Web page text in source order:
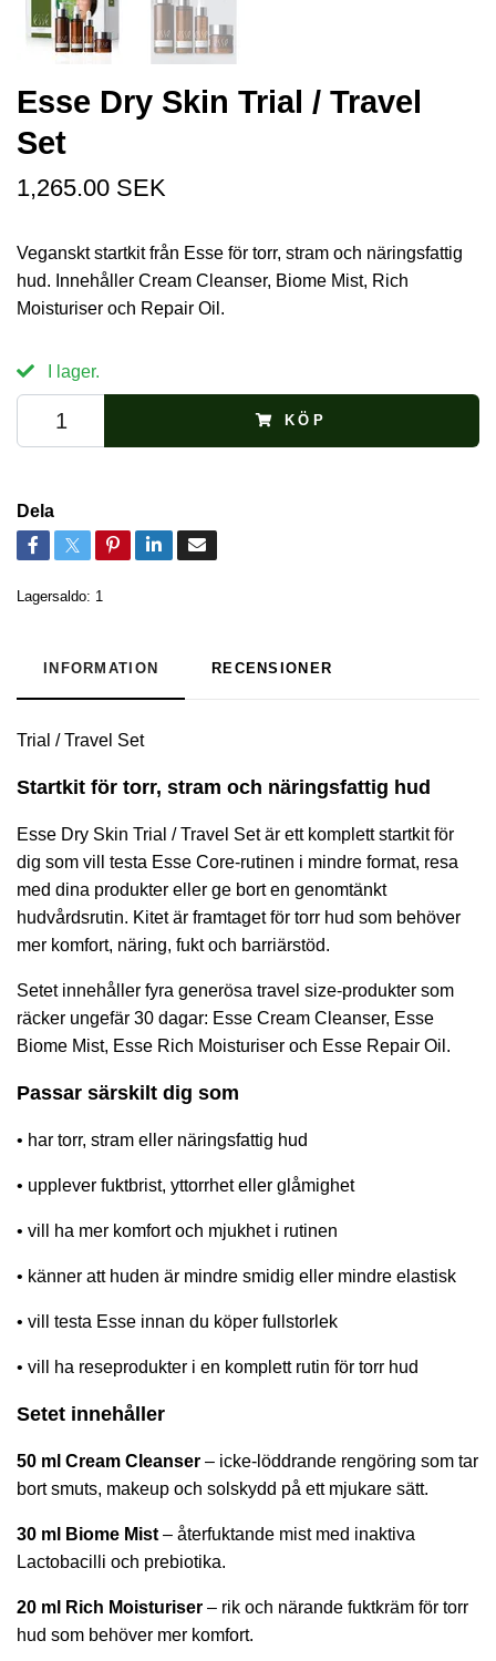
Esse Dry Skin Trial / Travel
Set
1,265.00 SEK
Veganskt startkit från Esse för torr, stram och näringsfattig
hud. Innehåller Cream Cleanser, Biome Mist, Rich
Moisturiser och Repair Oil.
I lager.
KÖP
Dela
Lagersaldo: 1
INFORMATION RECENSIONER
Trial / Travel Set
Startkit för torr, stram och näringsfattig hud
Esse Dry Skin Trial / Travel Set är ett komplett startkit för
dig som vill testa Esse Core-rutinen i mindre format, resa
med dina produkter eller ge bort en genomtänkt
hudvårdsrutin. Kitet är framtaget för torr hud som behöver
mer komfort, näring, fukt och barriärstöd.
Setet innehåller fyra generösa travel size-produkter som
räcker ungefär 30 dagar: Esse Cream Cleanser, Esse
Biome Mist, Esse Rich Moisturiser och Esse Repair Oil.
Passar särskilt dig som
• har torr, stram eller näringsfattig hud
• upplever fuktbrist, yttorrhet eller glåmighet
• vill ha mer komfort och mjukhet i rutinen
• känner att huden är mindre smidig eller mindre elastisk
• vill testa Esse innan du köper fullstorlek
• vill ha reseprodukter i en komplett rutin för torr hud
Setet innehåller
50 ml Cream Cleanser – icke-löddrande rengöring som tar
bort smuts, makeup och solskydd på ett mjukare sätt.
30 ml Biome Mist – återfuktande mist med inaktiva
Lactobacilli och prebiotika.
20 ml Rich Moisturiser – rik och närande fuktkräm för torr
hud som behöver mer komfort.